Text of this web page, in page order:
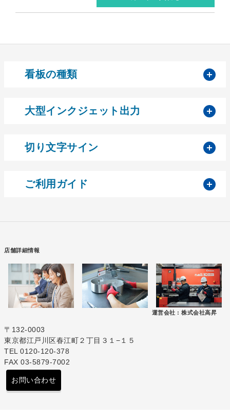
看板の種類
大型インクジェット出力
切り文字サイン
ご利用ガイド
店舗詳細情報
運営会社 : 株式会社高昇
〒132-0003
東京都江戸川区春江町２丁目３１−１５
TEL 0120-120-378
FAX 03-5879-7002
お問い合わせ